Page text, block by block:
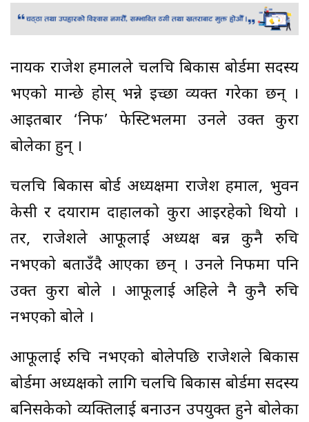
नायक राजेश हमालले चलचित्र बिकास बोर्डमा सदस्य
भएको मान्छे होस् भन्ने इच्छा व्यक्त गरेका छन् ।
आइतबार ‘निफ’ फेस्टिभलमा उनले उक्त कुरा
बोलेका हुन् ।
चलचित्र बिकास बोर्ड अध्यक्षमा राजेश हमाल, भुवन
केसी र दयाराम दाहालको कुरा आइरहेको थियो ।
तर, राजेशले आफूलाई अध्यक्ष बन्न कुनै रुचि
नभएको बताउँदै आएका छन् । उनले निफमा पनि
उक्त कुरा बोले । आफूलाई अहिले नै कुनै रुचि
नभएको बोले ।
आफूलाई रुचि नभएको बोलेपछि राजेशले बिकास
बोर्डमा अध्यक्षको लागि चलचित्र बिकास बोर्डमा सदस्य
बनिसकेको व्यक्तिलाई बनाउन उपयुक्त हुने बोलेका